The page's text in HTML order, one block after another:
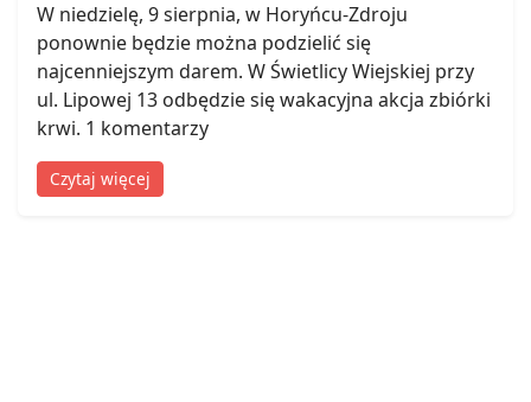
W niedzielę, 9 sierpnia, w Horyńcu-Zdroju
ponownie będzie można podzielić się
najcenniejszym darem. W Świetlicy Wiejskiej przy
ul. Lipowej 13 odbędzie się wakacyjna akcja zbiórki
krwi. 1 komentarzy
Czytaj więcej